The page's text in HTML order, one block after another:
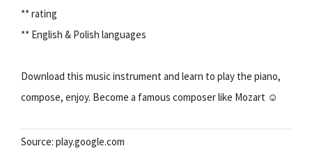
** rating
** English & Polish languages
Download this music instrument and learn to play the piano,
compose, enjoy. Become a famous composer like Mozart ☺
Source: play.google.com